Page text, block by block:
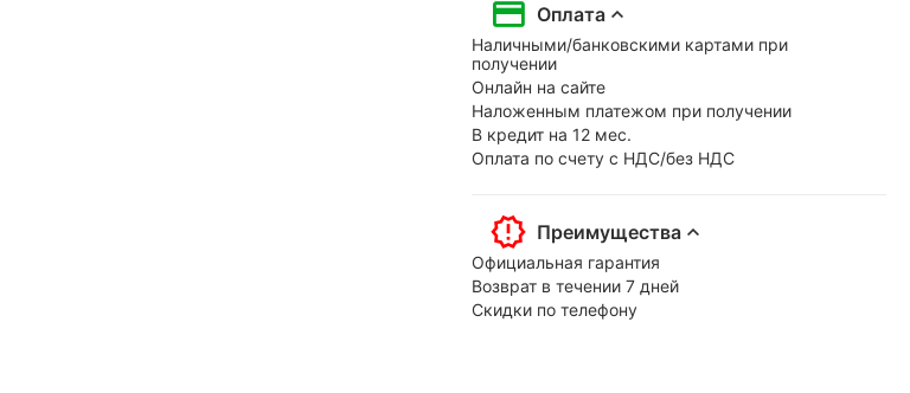
Оплата
Наличными/банковскими картами при
получении
Онлайн на сайте
Наложенным платежом при получении
В кредит на 12 мес.
Оплата по счету с НДС/без НДС
Преимущества
Официальная гарантия
Возврат в течении 7 дней
Скидки по телефону